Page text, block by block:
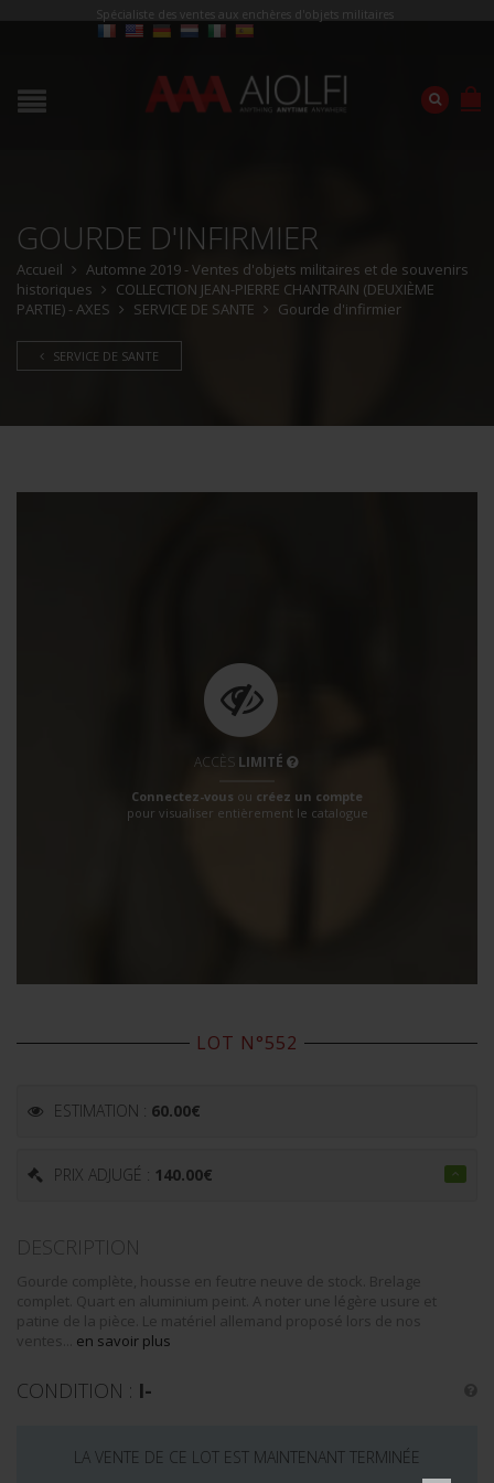
Spécialiste des ventes aux enchères d'objets militaires
GOURDE D'INFIRMIER
Accueil
Automne 2019 - Ventes d'objets militaires et de souvenirs
historiques
COLLECTION JEAN-PIERRE CHANTRAIN (DEUXIÈME
PARTIE) - AXES
SERVICE DE SANTE Gourde d'infirmier
SERVICE DE SANTE
ACCÈS LIMITÉ
Connectez-vous ou créez un compte
pour visualiser entièrement le catalogue
LOT N°552
ESTIMATION : 60.00€
PRIX ADJUGÉ : 140.00€
DESCRIPTION
Gourde complète, housse en feutre neuve de stock. Brelage
complet. Quart en aluminium peint. A noter une légère usure et
patine de la pièce. Le matériel allemand proposé lors de nos
ventes... en savoir plus
CONDITION : I-
LA VENTE DE CE LOT EST MAINTENANT TERMINÉE